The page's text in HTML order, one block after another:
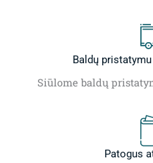
Baldų
Siūlome baldų
Patogus